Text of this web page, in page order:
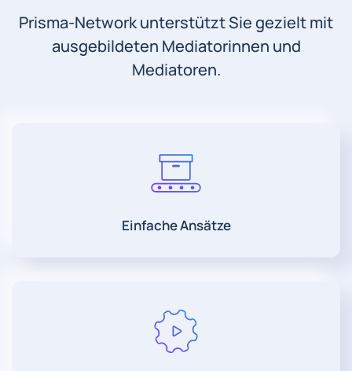
Prisma-Network unterstützt Sie gezielt mit
ausgebildeten Mediatorinnen und
Mediatoren.
Einfache Ansätze